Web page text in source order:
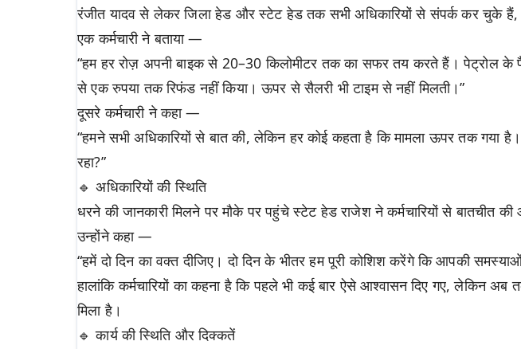
रंजीत यादव से लेकर जिला हेड और स्टेट हेड तक सभी अधिकारियों से संपर्क कर चुके हैं,
एक कर्मचारी ने बताया —
“हम हर रोज़ अपनी बाइक से 20–30 किलोमीटर तक का सफर तय करते हैं। पेट्रोल
से एक रुपया तक रिफंड नहीं किया। ऊपर से सैलरी भी टाइम से नहीं मिलती।”
दूसरे कर्मचारी ने कहा —
“हमने सभी अधिकारियों से बात की, लेकिन हर कोई कहता है कि मामला ऊपर तक गया
रहा?”
🔹 अधिकारियों की स्थिति
धरने की जानकारी मिलने पर मौके पर पहुंचे स्टेट हेड राजेश ने कर्मचारियों से बातचीत
उन्होंने कहा —
“हमें दो दिन का वक्त दीजिए। दो दिन के भीतर हम पूरी कोशिश करेंगे कि आपकी
हालांकि कर्मचारियों का कहना है कि पहले भी कई बार ऐसे आश्वासन दिए गए, लेकिन अब
मिला है।
🔹 कार्य की स्थिति और दिक्कतें